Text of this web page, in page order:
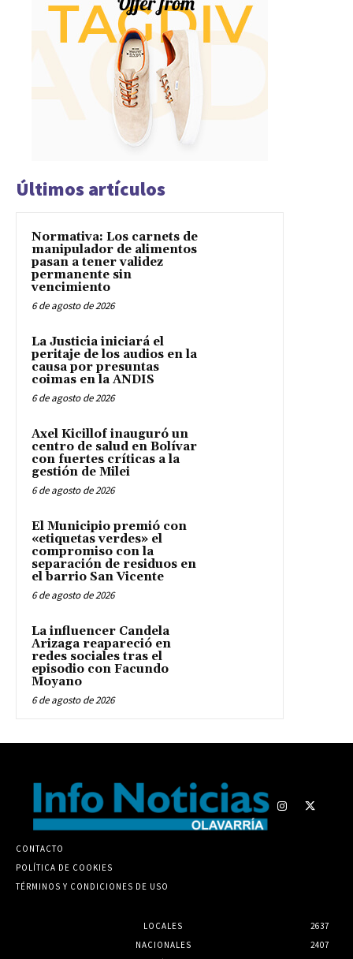
Últimos artículos
Normativa: Los carnets de
manipulador de alimentos
pasan a tener validez
permanente sin
vencimiento
6 de agosto de 2026
La Justicia iniciará el
peritaje de los audios en la
causa por presuntas
coimas en la ANDIS
6 de agosto de 2026
Axel Kicillof inauguró un
centro de salud en Bolívar
con fuertes críticas a la
gestión de Milei
6 de agosto de 2026
El Municipio premió con
«etiquetas verdes» el
compromiso con la
separación de residuos en
el barrio San Vicente
6 de agosto de 2026
La influencer Candela
Arizaga reapareció en
redes sociales tras el
episodio con Facundo
Moyano
6 de agosto de 2026
CONTACTO
POLÍTICA DE COOKIES
TÉRMINOS Y CONDICIONES DE USO
LOCALES
2637
NACIONALES
2407